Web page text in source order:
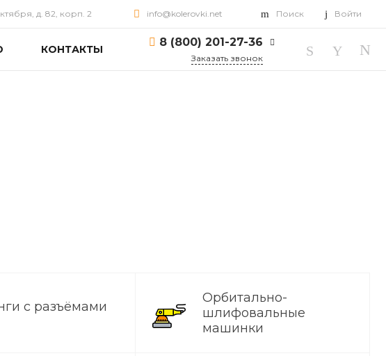
д. 82, корп. 2 info@kolerovki.net Поиск Войти
КОНТАКТЫ
8 (800) 201-27-36
Заказать звонок
с разъёмами
Орбитально-
шлифовальные
машинки